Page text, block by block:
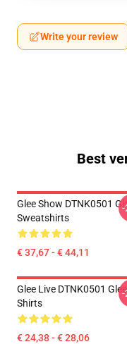
Write your review
Best
Glee Show DTNK0501
Sweatshirts
€ 37,67 - € 44,11
-
Glee Live DTNK0501 Glee
Shirts
€ 24,38 - € 28,06
-